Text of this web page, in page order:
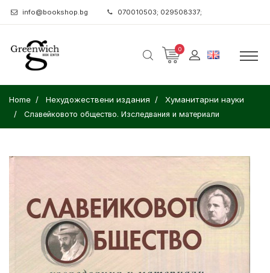
info@bookshop.bg 070010503; 029508337;
0
Home Нехудожествени издания Хуманитарни науки
Славейковото общество. Изследвания и материали